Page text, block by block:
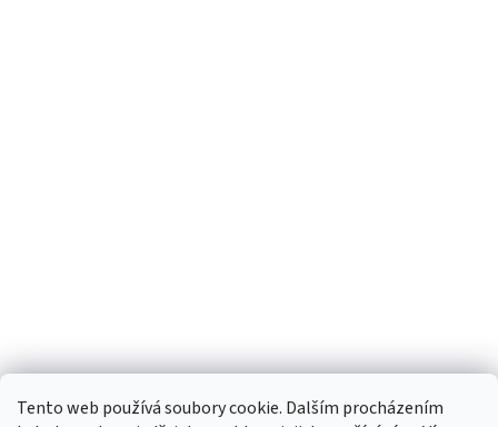
Tento web používá soubory cookie. Dalším procházením